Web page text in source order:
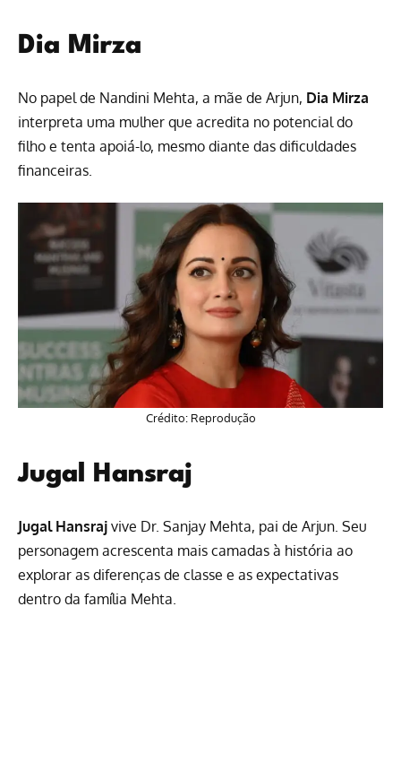
Dia Mirza
No papel de Nandini Mehta, a mãe de Arjun, Dia Mirza
interpreta uma mulher que acredita no potencial do
filho e tenta apoiá-lo, mesmo diante das dificuldades
financeiras.
Crédito: Reprodução
Jugal Hansraj
Jugal Hansraj vive Dr. Sanjay Mehta, pai de Arjun. Seu
personagem acrescenta mais camadas à história ao
explorar as diferenças de classe e as expectativas
dentro da família Mehta.